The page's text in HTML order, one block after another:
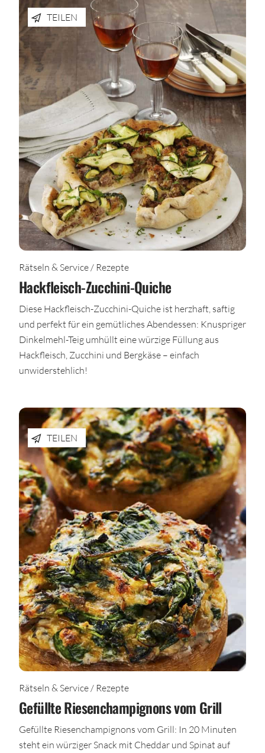
TEILEN
Rätseln & Service / Rezepte
Hackfleisch-Zucchini-Quiche
Diese Hackfleisch-Zucchini-Quiche ist herzhaft, saftig
und perfekt für ein gemütliches Abendessen: Knuspriger
Dinkelmehl-Teig umhüllt eine würzige Füllung aus
Hackfleisch, Zucchini und Bergkäse – einfach
unwiderstehlich!
TEILEN
Rätseln & Service / Rezepte
Gefüllte Riesenchampignons vom Grill
Gefüllte Riesenchampignons vom Grill: In 20 Minuten
steht ein würziger Snack mit Cheddar und Spinat auf